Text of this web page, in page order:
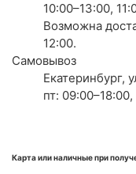
10:00–13:00,
Возможна
12:00.
Самовывоз
Екатеринбург,
пт:
Карта или наличные при